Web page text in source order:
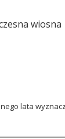
wiosna
lata